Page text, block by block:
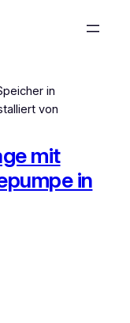
mit
in